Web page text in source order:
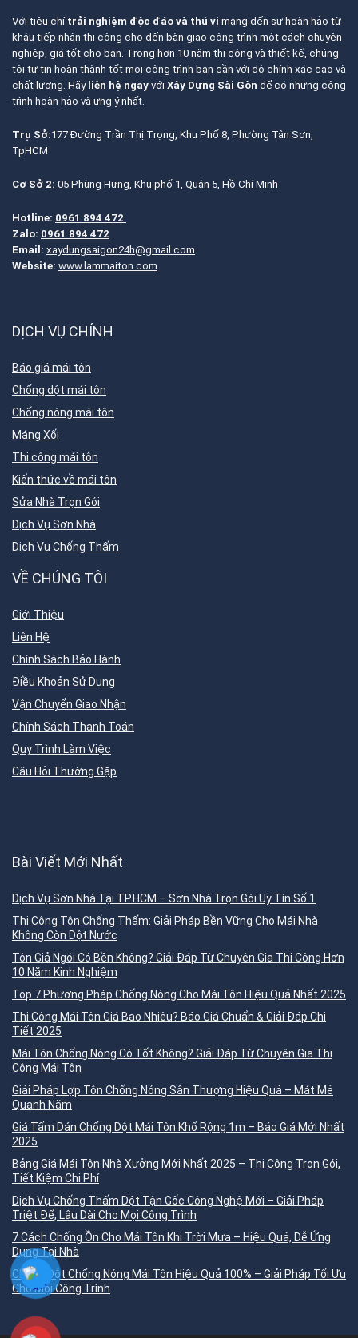
Với tiêu chí trải nghiệm độc đáo và thú vị mang đến sự hoàn hảo từ
khâu tiếp nhận thi công cho đến bàn giao công trình một cách chuyên
nghiệp, giá tốt cho bạn. Trong hơn 10 năm thi công và thiết kế, chúng
tôi tự tin hoàn thành tốt mọi công trình bạn cần với độ chính xác cao và
chất lượng. Hãy liên hệ ngay với Xây Dựng Sài Gòn để có những công
trình hoàn hảo và ưng ý nhất.
Trụ Sở:177 Đường Trần Thị Trọng, Khu Phố 8, Phường Tân Sơn,
TpHCM
Cơ Sở 2: 05 Phùng Hưng, Khu phố 1, Quận 5, Hồ Chí Minh
Hotline: 0961 894 472
Zalo: 0961 894 472
Email: xaydungsaigon24h@gmail.com
Website: www.lammaiton.com
DỊCH VỤ CHÍNH
Báo giá mái tôn
Chống dột mái tôn
Chống nóng mái tôn
Máng Xối
Thi công mái tôn
Kiến thức về mái tôn
Sửa Nhà Trọn Gói
Dịch Vụ Sơn Nhà
Dịch Vụ Chống Thấm
VỀ CHÚNG TÔI
Giới Thiệu
Liên Hệ
Chính Sách Bảo Hành
Điều Khoản Sử Dụng
Vận Chuyển Giao Nhận
Chính Sách Thanh Toán
Quy Trình Làm Việc
Câu Hỏi Thường Gặp
Bài Viết Mới Nhất
Dịch Vụ Sơn Nhà Tại TP.HCM – Sơn Nhà Trọn Gói Uy Tín Số 1
Thi Công Tôn Chống Thấm: Giải Pháp Bền Vững Cho Mái Nhà
Không Còn Dột Nước
Tôn Giả Ngói Có Bền Không? Giải Đáp Từ Chuyên Gia Thi Công Hơn
10 Năm Kinh Nghiệm
Top 7 Phương Pháp Chống Nóng Cho Mái Tôn Hiệu Quả Nhất 2025
Thi Công Mái Tôn Giá Bao Nhiêu? Báo Giá Chuẩn & Giải Đáp Chi
Tiết 2025
Mái Tôn Chống Nóng Có Tốt Không? Giải Đáp Từ Chuyên Gia Thi
Công Mái Tôn
Giải Pháp Lợp Tôn Chống Nóng Sân Thượng Hiệu Quả – Mát Mẻ
Quanh Năm
Giá Tấm Dán Chống Dột Mái Tôn Khổ Rộng 1m – Báo Giá Mới Nhất
2025
Bảng Giá Mái Tôn Nhà Xưởng Mới Nhất 2025 – Thi Công Trọn Gói,
Tiết Kiệm Chi Phí
Dịch Vụ Chống Thấm Dột Tận Gốc Công Nghệ Mới – Giải Pháp
Triệt Để, Lâu Dài Cho Mọi Công Trình
7 Cách Chống Ồn Cho Mái Tôn Khi Trời Mưa – Hiệu Quả, Dễ Ứng
Dụng Tại Nhà
Chống Dột Chống Nóng Mái Tôn Hiệu Quả 100% – Giải Pháp Tối Ưu
Cho Mọi Công Trình